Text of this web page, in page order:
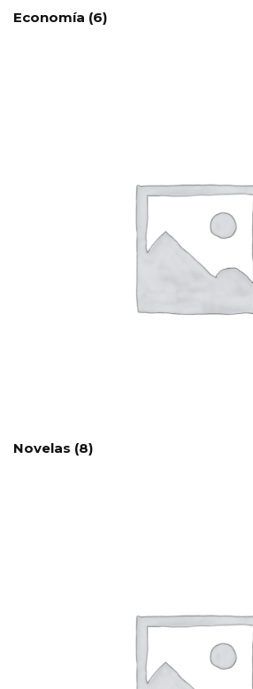
Economía (6)
Novelas (8)